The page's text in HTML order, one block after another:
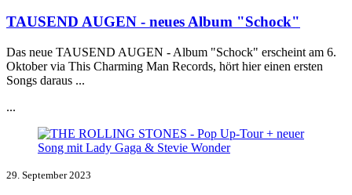
TAUSEND AUGEN - neues Album "Schock"
Das neue TAUSEND AUGEN - Album "Schock" erscheint am 6.
Oktober via This Charming Man Records, hört hier einen ersten
Songs daraus ...
...
29. September 2023